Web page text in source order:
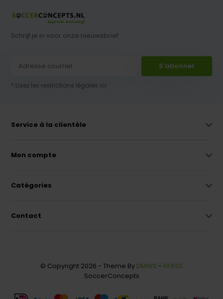
Schrijf je in voor onze nieuwsbrief
S'abonner
* Lisez les restrictions légales ici
Service à la clientèle
Mon compte
Catégories
Contact
© Copyright 2026 - Theme By DMWS - Fil RSS
SoccerConcepts